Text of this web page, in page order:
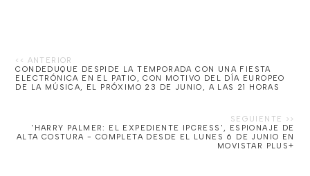
CONDEDUQUE DESPIDE LA TEMPORADA CON UNA FIESTA
ELECTRÓNICA EN EL PATIO, CON MOTIVO DEL DÍA EUROPEO
DE LA MÚSICA, EL PRÓXIMO 23 DE JUNIO, A LAS 21 HORAS
'HARRY PALMER: EL EXPEDIENTE IPCRESS', ESPIONAJE DE
ALTA COSTURA - COMPLETA DESDE EL LUNES 6 DE JUNIO EN
MOVISTAR PLUS+